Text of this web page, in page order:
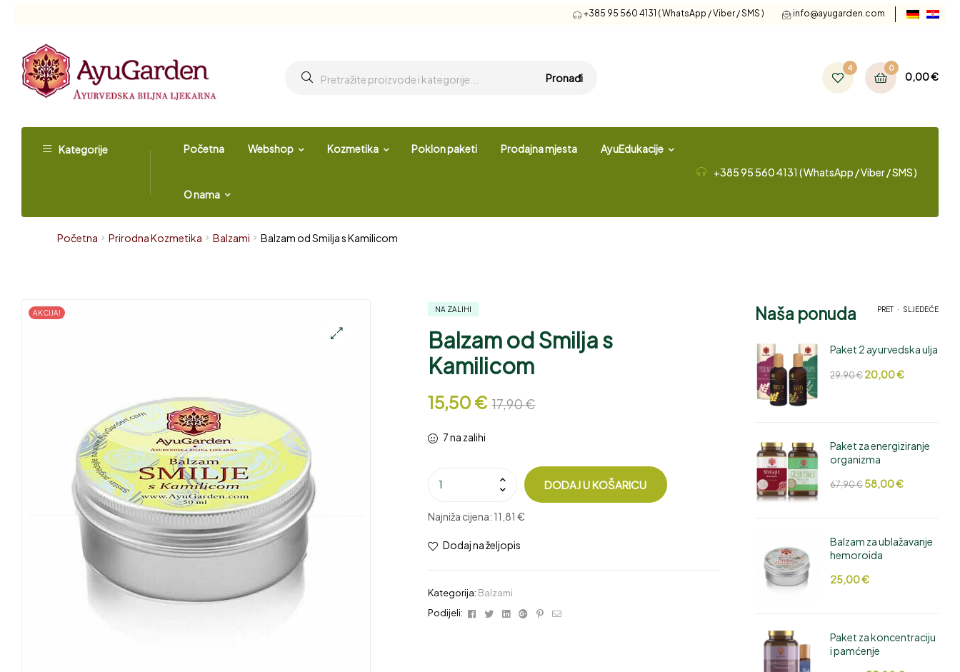
+385 95 560 4131 ( WhatsApp / Viber / SMS ) info@ayugarden.com
Pronađi
4 0
0,00€
Kategorije Početna Webshop Kozmetika Poklon paketi Prodajna mjesta AyuEdukacije
O nama
+385 95 560 4131 ( WhatsApp / Viber / SMS )
Početna Prirodna Kozmetika Balzami Balzam od Smilja s Kamilicom
AKCIJA! PRET
25,00€
. SLJEDEĆE
46,50€
35,50€
NA ZALIHI
Balzam od Smilja s
Kamilicom
17,90€
15,50 €
7 na zalihi
DODAJ U KOŠARICU
Najniža cijena: 11,81 €
Dodaj na željopis
Kategorija: Balzami
Podijeli:
Facebook
TwitterLinkedinGoogle+Pinterest
Email
Naša ponuda
Paket 2 ayurvedska ulja
29,90€20,00€
Paket za energiziranje
organizma
67,90€58,00€
Balzam za ublažavanje
hemoroida
25,00€
Paket za koncentraciju
i pamćenje